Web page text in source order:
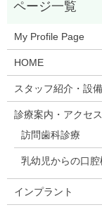
My Profile Page
HOME
スタッフ紹介・設
診療案内・アクセス
訪問歯科診療
乳幼児からの口
インプラント